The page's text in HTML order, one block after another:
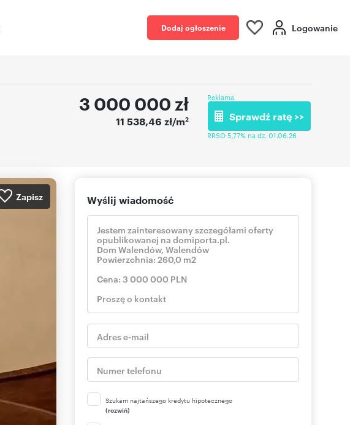
Dodaj ogłoszenie Logowanie
3 000 000 zł
11 538,46 zł/m2
Reklama
Sprawdź ratę >>
RRSO 5,77% na dz. 01.06.26
Zapisz Wyślij wiadomość
Szukam najtańszego kredytu hipotecznego
(rozwiń)